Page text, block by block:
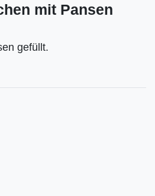
mit Pansen
gefüllt.